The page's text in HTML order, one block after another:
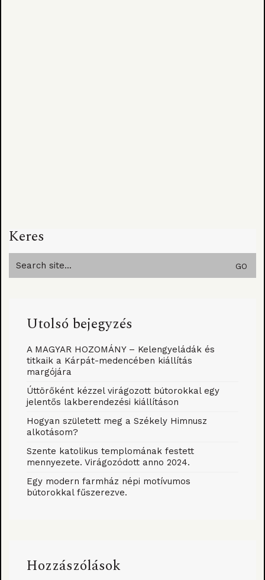
Keres
for:
Utolsó bejegyzés
A MAGYAR HOZOMÁNY – Kelengyeládák és
titkaik a Kárpát-medencében kiállítás
margójára
Úttörőként kézzel virágozott bútorokkal egy
jelentős lakberendezési kiállításon
Hogyan született meg a Székely Himnusz
alkotásom?
Szente katolikus templomának festett
mennyezete. Virágozódott anno 2024.
Egy modern farmház népi motívumos
bútorokkal fűszerezve.
Hozzászólások